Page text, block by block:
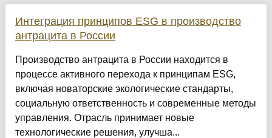
Интеграция принципов ESG в производство
антрацита в России
Производство антрацита в России находится в
процессе активного перехода к принципам ESG,
включая новаторские экологические стандарты,
социальную ответственность и современные методы
управления. Отрасль принимает новые
технологические решения, улучша...